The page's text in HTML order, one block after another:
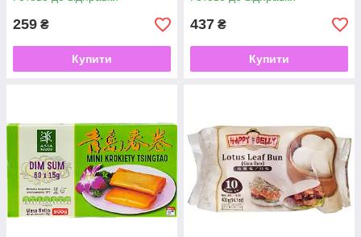
259 ₴
Купити
437 ₴
Купити